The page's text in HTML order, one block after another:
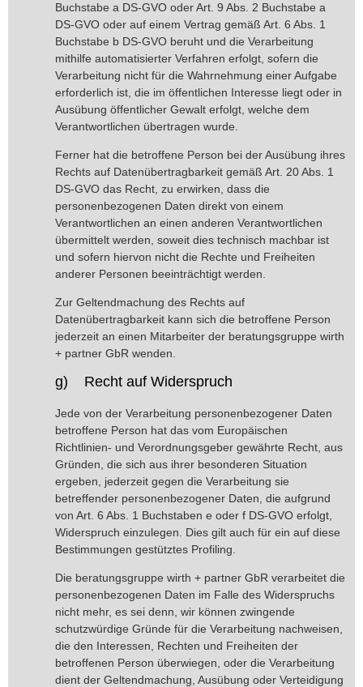
Buchstabe a DS-GVO oder Art. 9 Abs. 2 Buchstabe a
DS-GVO oder auf einem Vertrag gemäß Art. 6 Abs. 1
Buchstabe b DS-GVO beruht und die Verarbeitung
mithilfe automatisierter Verfahren erfolgt, sofern die
Verarbeitung nicht für die Wahrnehmung einer Aufgabe
erforderlich ist, die im öffentlichen Interesse liegt oder in
Ausübung öffentlicher Gewalt erfolgt, welche dem
Verantwortlichen übertragen wurde.
Ferner hat die betroffene Person bei der Ausübung ihres
Rechts auf Datenübertragbarkeit gemäß Art. 20 Abs. 1
DS-GVO das Recht, zu erwirken, dass die
personenbezogenen Daten direkt von einem
Verantwortlichen an einen anderen Verantwortlichen
übermittelt werden, soweit dies technisch machbar ist
und sofern hiervon nicht die Rechte und Freiheiten
anderer Personen beeinträchtigt werden.
Zur Geltendmachung des Rechts auf
Datenübertragbarkeit kann sich die betroffene Person
jederzeit an einen Mitarbeiter der beratungsgruppe wirth
+ partner GbR wenden.
g) Recht auf Widerspruch
Jede von der Verarbeitung personenbezogener Daten
betroffene Person hat das vom Europäischen
Richtlinien- und Verordnungsgeber gewährte Recht, aus
Gründen, die sich aus ihrer besonderen Situation
ergeben, jederzeit gegen die Verarbeitung sie
betreffender personenbezogener Daten, die aufgrund
von Art. 6 Abs. 1 Buchstaben e oder f DS-GVO erfolgt,
Widerspruch einzulegen. Dies gilt auch für ein auf diese
Bestimmungen gestütztes Profiling.
Die beratungsgruppe wirth + partner GbR verarbeitet die
personenbezogenen Daten im Falle des Widerspruchs
nicht mehr, es sei denn, wir können zwingende
schutzwürdige Gründe für die Verarbeitung nachweisen,
die den Interessen, Rechten und Freiheiten der
betroffenen Person überwiegen, oder die Verarbeitung
dient der Geltendmachung, Ausübung oder Verteidigung